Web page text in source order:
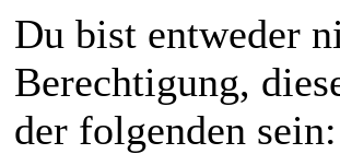
Du bist entweder
Berechtigung,
der folgenden sein: